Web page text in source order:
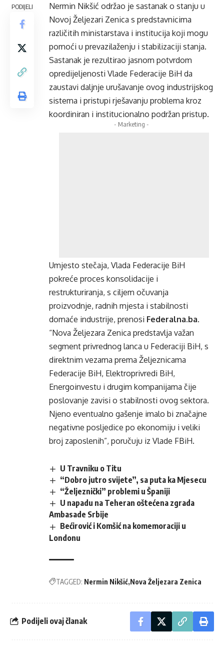
PODIJELI
Nermin Nikšić održao je sastanak o stanju u
Novoj Željezari Zenica s predstavnicima
različitih ministarstava i institucija koji mogu
pomoći u prevazilaženju i stabilizaciji stanja.
Sastanak je rezultirao jasnom potvrdom
opredijeljenosti Vlade Federacije BiH da
zaustavi daljnje urušavanje ovog industrijskog
sistema i pristupi rješavanju problema kroz
koordiniran i institucionalno podržan pristup.
- Marketing -
Umjesto stečaja, Vlada Federacije BiH
pokreće proces konsolidacije i
restrukturiranja, s ciljem očuvanja
proizvodnje, radnih mjesta i stabilnosti
domaće industrije, prenosi Federalna.ba.
“Nova Željezara Zenica predstavlja važan
segment privrednog lanca u Federaciji BiH, s
direktnim vezama prema Željeznicama
Federacije BiH, Elektroprivredi BiH,
Energoinvestu i drugim kompanijama čije
poslovanje zavisi o stabilnosti ovog sektora.
Njeno eventualno gašenje imalo bi značajne
negativne posljedice po ekonomiju i veliki
broj zaposlenih”, poručuju iz Vlade FBiH.
U Travniku o Titu
“Dobro jutro svijete”, sa puta ka Mjesecu
“Željeznički” problemi u Španiji
U napadu na Teheran oštećena zgrada
Ambasade Srbije
Bećirović i Komšić na komemoraciji u
Londonu
TAGGED: Nermin Nikšić Nova Željezara Zenica
Podijeli ovaj članak